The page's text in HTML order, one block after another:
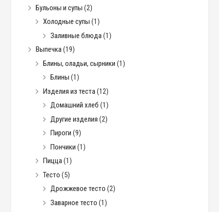
Бульоны и супы (2)
Холодные супы (1)
Заливные блюда(1)
Выпечка(19)
Блины, оладьи, сырники (1)
Блины (1)
Изделия из теста(12)
Домашний хлеб (1)
Другие изделия (2)
Пироги (9)
Пончики (1)
Пицца(1)
Тесто (5)
Дрожжевое тесто (2)
Заварное тесто (1)